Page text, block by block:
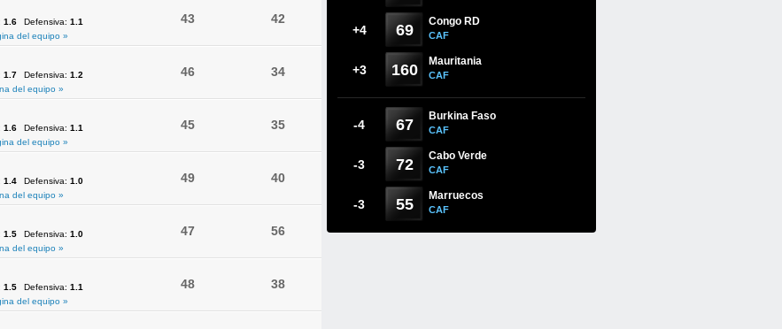
1.6 Defensiva: 1.1
del equipo »
43 42
1.7 Defensiva: 1.2
del equipo »
46 34
1.6 Defensiva: 1.1
del equipo »
45 35
1.4 Defensiva: 1.0
del equipo »
49 40
1.5 Defensiva: 1.0
del equipo »
47 56
1.5 Defensiva: 1.1
del equipo »
48 38
+4 69 Congo RD
CAF
+3 160 Mauritania
CAF
-4 67 Burkina Faso
CAF
-3 72 Cabo Verde
CAF
-3 55 Marruecos
CAF